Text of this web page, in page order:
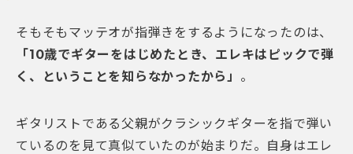
そもそもマッテオが指弾きをするようになったのは、
「10歳でギターをはじめたとき、エレキはピックで弾
く、ということを知らなかったから」 。
ギタリストである父親がクラシックギターを指で弾い
ているのを見て真似ていたのが始まりだ。自身はエレ